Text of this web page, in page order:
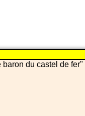
du castel de fer"